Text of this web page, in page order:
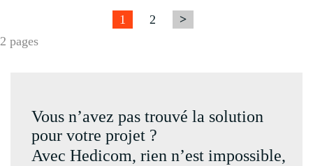
1 2
>
2 pages
Vous n’avez pas trouvé la solution
pour votre projet ?
Avec Hedicom, rien n’est impossible,